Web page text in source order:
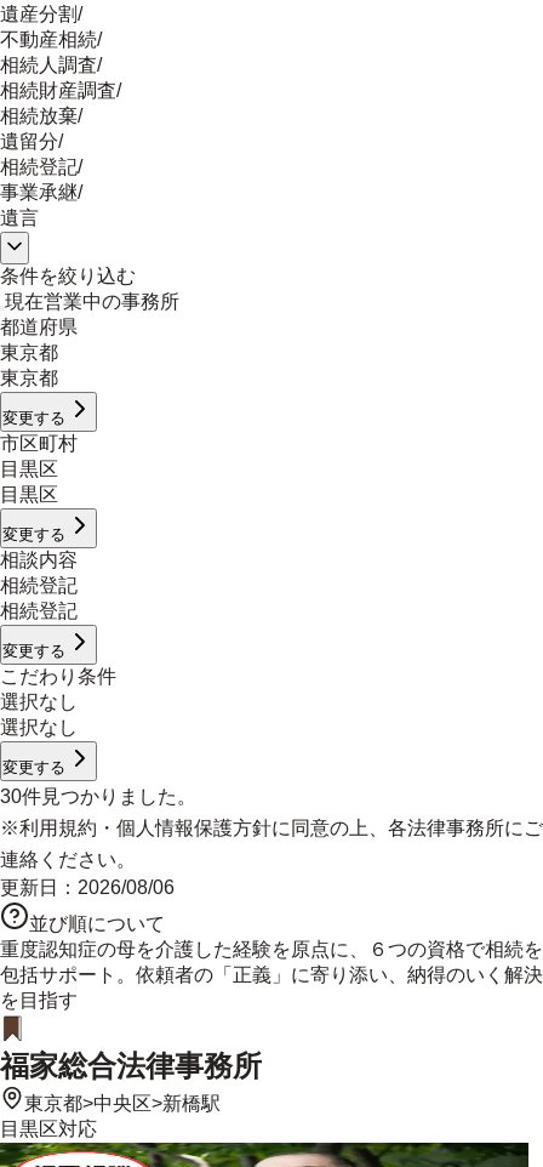
遺産分割/
不動産相続/
相続人調査/
相続財産調査/
相続放棄/
遺留分/
相続登記/
事業承継/
遺言
条件を絞り込む
現在営業中の事務所
都道府県
東京都
東京都
変更する
市区町村
目黒区
目黒区
変更する
相談内容
相続登記
相続登記
変更する
こだわり条件
選択なし
選択なし
変更する
30件見つかりました。
※利用規約 ・ 個人情報保護方針に同意の上、各法律事務所にご
連絡ください。
更新日： 2026/08/06
並び順について
重度認知症の母を介護した経験を原点に、６つの資格で相続を
包括サポート。依頼者の「正義」に寄り添い、納得のいく解決
を目指す
福家総合法律事務所
東京都>中央区>新橋駅
目黒区対応